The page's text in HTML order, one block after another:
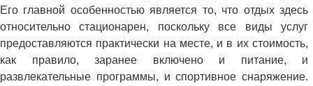
Его главной особенностью является то, что отдых здесь
относительно стационарен, поскольку все виды услуг
предоставляются практически на месте, и в их стоимость,
как правило, заранее включено и питание, и
развлекательные программы, и спортивное снаряжение.